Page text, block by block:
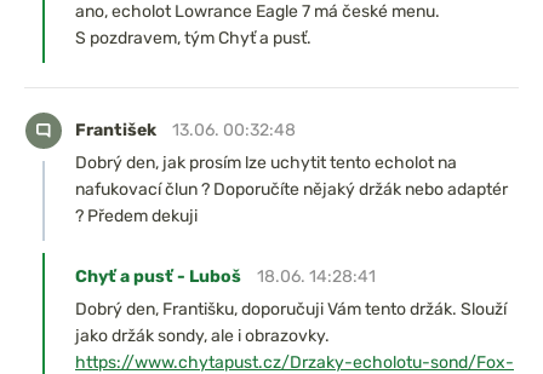
ano, echolot Lowrance Eagle 7 má české menu.
S pozdravem, tým Chyť a pusť.
František
13.06. 00:32:48
Dobrý den, jak prosím lze uchytit tento echolot na
nafukovací člun ? Doporučíte nějaký držák nebo adaptér
? Předem dekuji
Chyť a pusť - Luboš
18.06. 14:28:41
Dobrý den, Františku, doporučuji Vám tento držák. Slouží
jako držák sondy, ale i obrazovky.
https://www.chytapust.cz/Drzaky-echolotu-sond/Fox-